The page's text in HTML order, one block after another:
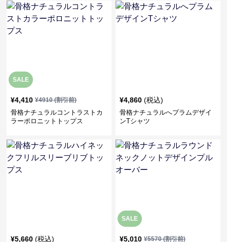
SALE
¥4,410 ¥4910(割引前)
骨格ナチュラルコントラストカ
ラーポロニットトップス
¥4,860 (税込)
骨格ナチュラルへプラムデザイ
ンTシャツ
¥5,660 (税込)
SALE
¥5,010 ¥5570(割引前)